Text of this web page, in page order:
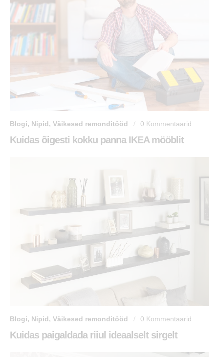
Blogi, Nipid, Väikesed remonditööd 0 Kommentaarid
Kuidas õigesti kokku panna IKEA mööblit
Blogi, Nipid, Väikesed remonditööd 0 Kommentaarid
Kuidas paigaldada riiul ideaalselt sirgelt